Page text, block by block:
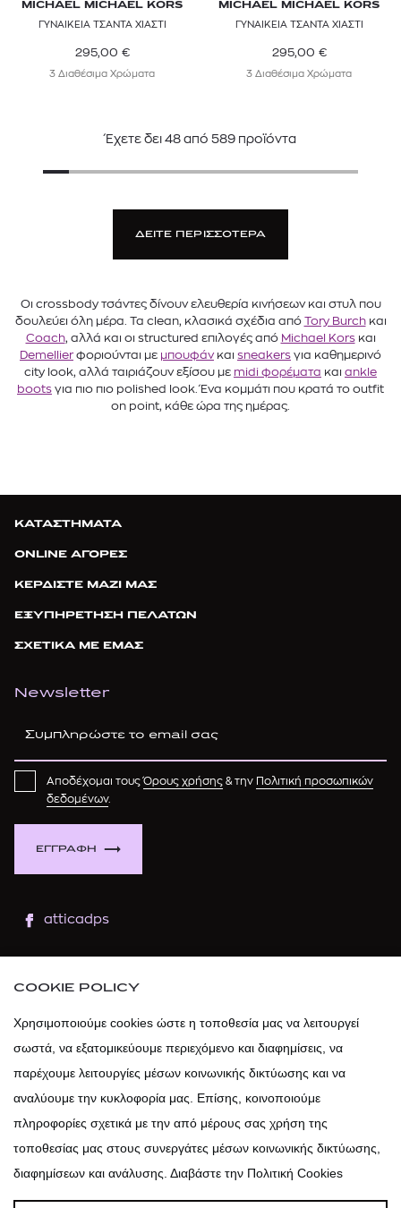
MICHAEL MICHAEL KORS
ΓΥΝΑΙΚΕΙΑ ΤΣΑΝΤΑ ΧΙΑΣΤΙ
295,00 €
3 Διαθέσιμα Χρώματα
MICHAEL MICHAEL KORS
ΓΥΝΑΙΚΕΙΑ ΤΣΑΝΤΑ ΧΙΑΣΤΙ
295,00 €
3 Διαθέσιμα Χρώματα
Έχετε δει 48από 589προϊόντα
ΔΕΙΤΕ ΠΕΡΙΣΣΟΤΕΡΑ
Οι crossbody τσάντες δίνουν ελευθερία κινήσεων και στυλ που
δουλεύει όλη μέρα. Τα clean, κλασικά σχέδια από Tory Burchκαι
Coach, αλλά και οι structured επιλογές από Michael Korsκαι
Demellierφοριούνται με μπουφάνκαι sneakers για καθημερινό
city look, αλλά ταιριάζουν εξίσου με midi φορέματα και ankle
boots για πιο πιο polished look. Ένα κομμάτι που κρατά το outfit
on point, κάθε ώρα της ημέρας.
ΚΑΤΑΣΤΗΜΑΤΑ
ONLINE ΑΓΟΡΕΣ
ΚΕΡΔΙΣΤΕ ΜΑΖΙ ΜΑΣ
ΕΞΥΠΗΡΕΤΗΣΗ ΠΕΛΑΤΩΝ
ΣΧΕΤΙΚΑ ΜΕ ΕΜΑΣ
Newsletter
ΕΓΓΡΑΦΗ
Αποδέχομαι τουςΌρους χρήσης & την Πολιτική προσωπικών
δεδομένων.
atticadps
atticadps
COOKIE POLICY
Χρησιμοποιούμε cookies ώστε η τοποθεσία μας να λειτουργεί
σωστά, να εξατομικεύουμε περιεχόμενο και διαφημίσεις, να
παρέχουμε λειτουργίες μέσων κοινωνικής δικτύωσης και να
αναλύουμε την κυκλοφορία μας. Επίσης, κοινοποιούμε
πληροφορίες σχετικά με την από μέρους σας χρήση της
τοποθεσίας μας στους συνεργάτες μέσων κοινωνικής δικτύωσης,
διαφημίσεων και ανάλυσης. Διαβάστε την Πολιτική Cookies